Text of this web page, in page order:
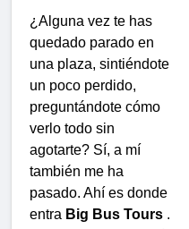
¿Alguna vez te has
quedado parado en
una plaza, sintiéndote
un poco perdido,
preguntándote cómo
verlo todo sin
agotarte? Sí, a mí
también me ha
pasado. Ahí es donde
entra Big Bus Tours .